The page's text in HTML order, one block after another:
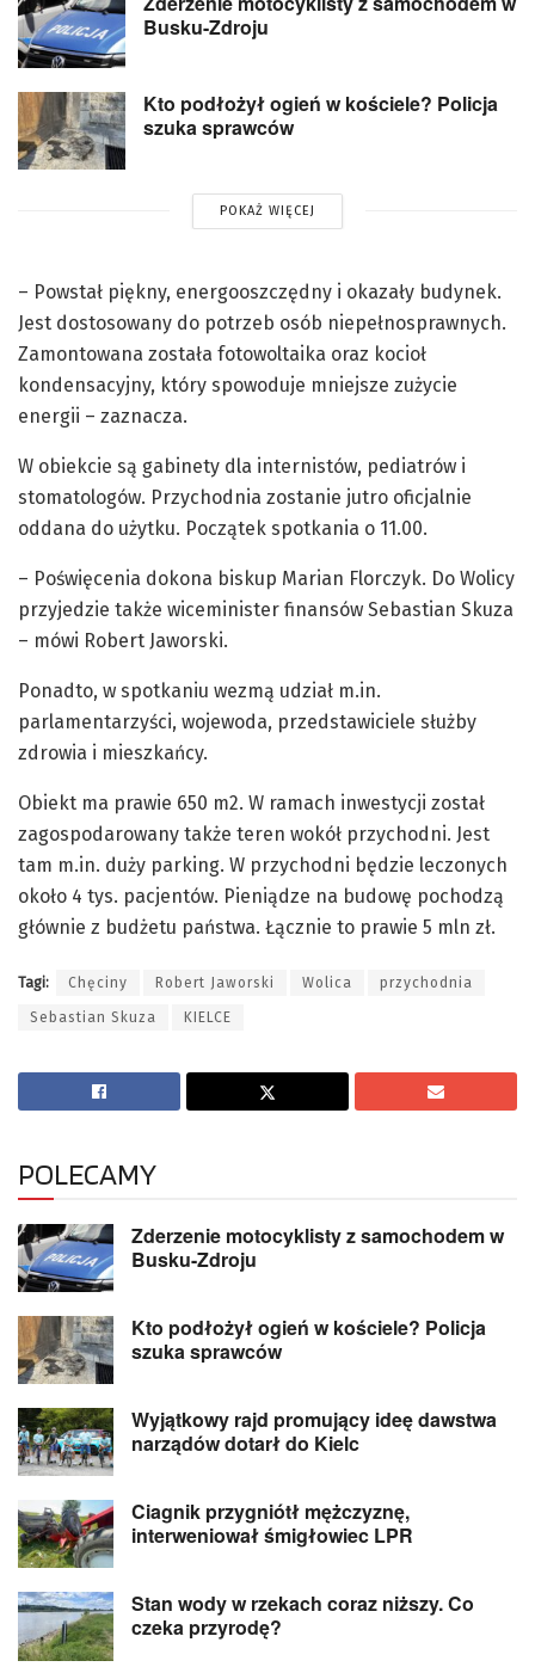
Busku-Zdroju
Kto podłożył ogień w kościele? Policja
szuka sprawców
POKAŻ WIĘCEJ
– Powstał piękny, energooszczędny i okazały budynek.
Jest dostosowany do potrzeb osób niepełnosprawnych.
Zamontowana została fotowoltaika oraz kocioł
kondensacyjny, który spowoduje mniejsze zużycie
energii – zaznacza.
W obiekcie są gabinety dla internistów, pediatrów i
stomatologów. Przychodnia zostanie jutro oficjalnie
oddana do użytku. Początek spotkania o 11.00.
– Poświęcenia dokona biskup Marian Florczyk. Do Wolicy
przyjedzie także wiceminister finansów Sebastian Skuza
– mówi Robert Jaworski.
Ponadto, w spotkaniu wezmą udział m.in.
parlamentarzyści, wojewoda, przedstawiciele służby
zdrowia i mieszkańcy.
Obiekt ma prawie 650 m2. W ramach inwestycji został
zagospodarowany także teren wokół przychodni. Jest
tam m.in. duży parking. W przychodni będzie leczonych
około 4 tys. pacjentów. Pieniądze na budowę pochodzą
głównie z budżetu państwa. Łącznie to prawie 5 mln zł.
Tagi: Chęciny Robert Jaworski Wolica przychodnia
Sebastian Skuza KIELCE
POLECAMY
Zderzenie motocyklisty z samochodem w
Busku-Zdroju
Kto podłożył ogień w kościele? Policja
szuka sprawców
Wyjątkowy rajd promujący ideę dawstwa
narządów dotarł do Kielc
Ciagnik przygniótł mężczyznę,
interweniował śmigłowiec LPR
Stan wody w rzekach coraz niższy. Co
czeka przyrodę?